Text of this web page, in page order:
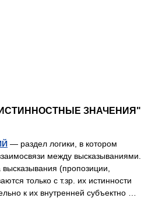
"ИСТИННОСТНЫЕ ЗНАЧЕНИЯ"
— раздел логики, в котором
между высказываниями.
(пропозиции,
только с т.зр. их истинности
к их внутренней субъектно …